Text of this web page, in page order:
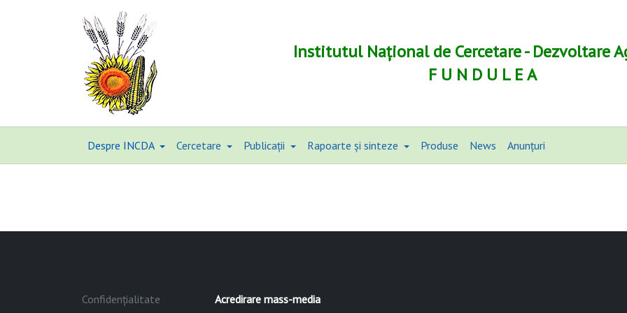
Institutul Național de Cercetare - Dezvoltare
F U N D U L E A
Despre INCDA Cercetare Publicații Rapoarte și sinteze Produse News Anunțuri
Confidențialitate
Acredirare mass-media